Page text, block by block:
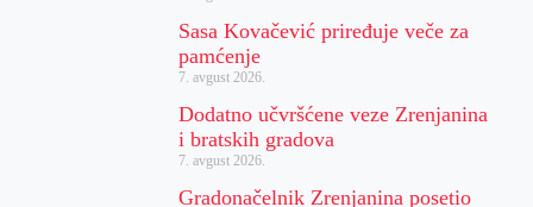
Sasa Kovačević priređuje veče za
pamćenje
7. avgust 2026.
Dodatno učvršćene veze Zrenjanina
i bratskih gradova
7. avgust 2026.
Gradonačelnik Zrenjanina posetio